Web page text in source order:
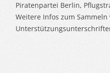
Piratenpartei Berlin,
Weitere Infos zum Sammeln